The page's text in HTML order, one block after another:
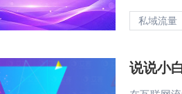
私域流量
说说小